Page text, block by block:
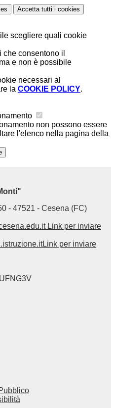
Accetta tutti i cookies
scegliere quali cookie
che consentono il
e non è possibile
necessari al
la COOKIE POLICY.
non possono essere
l'elenco nella pagina della
- 47521 - Cesena (FC)
Link per inviare
Link per inviare